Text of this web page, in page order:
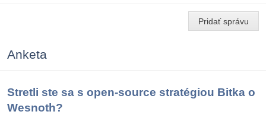
Pridať správu
Anketa
Stretli ste sa s open-source stratégiou Bitka o
Wesnoth?